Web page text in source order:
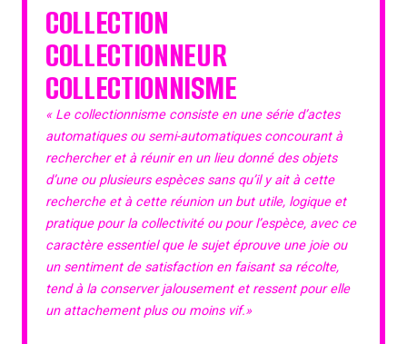
COLLECTION
COLLECTIONNEUR
COLLECTIONNISME
« Le collectionnisme consiste en une série d’actes
automatiques ou semi-automatiques concourant à
rechercher et à réunir en un lieu donné des objets
d’une ou plusieurs espèces sans qu’il y ait à cette
recherche et à cette réunion un but utile, logique et
pratique pour la collectivité ou pour l’espèce, avec ce
caractère essentiel que le sujet éprouve une joie ou
un sentiment de satisfaction en faisant sa récolte,
tend à la conserver jalousement et ressent pour elle
un attachement plus ou moins vif.»